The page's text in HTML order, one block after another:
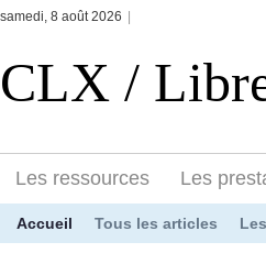
samedi, 8 août 2026
CLX /
Les ressources Les
Accueil Tous les articles